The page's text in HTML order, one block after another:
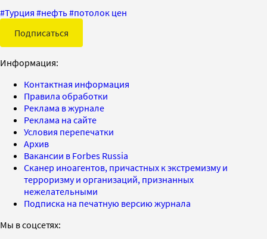
#Турция #нефть#потолок цен
Подписаться
Информация:
Контактная информация
Правила обработки
Реклама в журнале
Реклама на сайте
Условия перепечатки
Архив
Вакансии в Forbes Russia
Сканер иноагентов, причастных к экстремизму и
терроризму и организаций, признанных
нежелательными
Подписка на печатную версию журнала
Мы в соцсетях: